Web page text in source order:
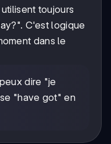
toujours
C'est logique
dans le
dire "je
"have got" en